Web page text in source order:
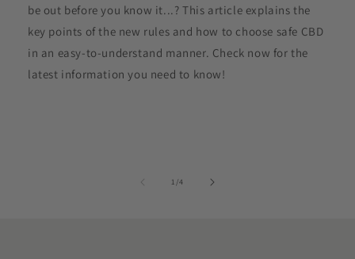
be out before you know it...? This article explains the
key points of the new rules and how to choose safe CBD
in an easy-to-understand manner. Check now for the
latest information you need to know!
1 /of4